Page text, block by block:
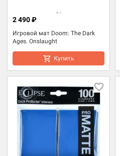
Игровой мат Doom: The Dark
Ages. Onslaught
2 490 ₽
Купить